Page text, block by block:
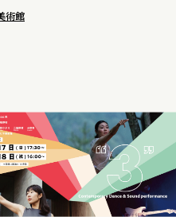
術館